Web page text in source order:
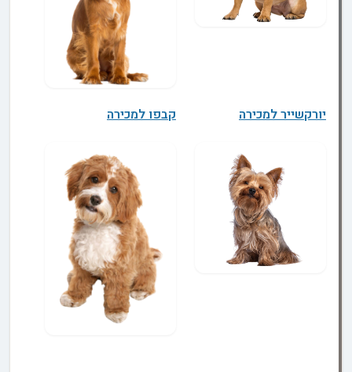
יורקשייר למכירה קבפו למכירה